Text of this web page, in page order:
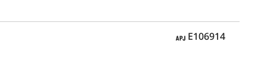
APJ
E106914